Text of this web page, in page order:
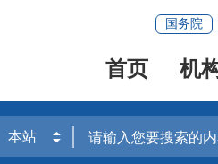
国务院
首页 机